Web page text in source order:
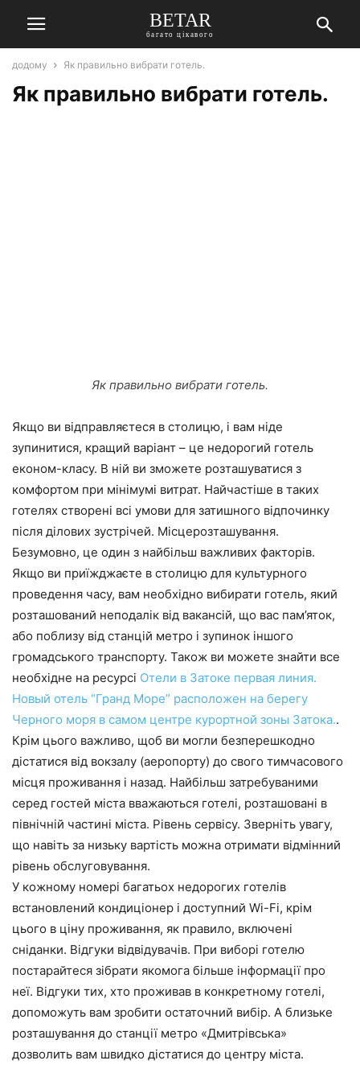
BETAR
багато цікавого
додому Як правильно вибрати готель.
Як правильно вибрати готель.
Як правильно вибрати готель.
Якщо ви відправляєтеся в столицю, і вам ніде
зупинитися, кращий варіант – це недорогий готель
економ-класу. В ній ви зможете розташуватися з
комфортом при мінімумі витрат. Найчастіше в таких
готелях створені всі умови для затишного відпочинку
після ділових зустрічей. Місцерозташування.
Безумовно, це один з найбільш важливих факторів.
Якщо ви приїжджаєте в столицю для культурного
проведення часу, вам необхідно вибирати готель, який
розташований неподалік від вакансій, що вас пам’яток,
або поблизу від станцій метро і зупинок іншого
громадського транспорту. Також ви можете знайти все
необхідне на ресурсі Отели в Затоке первая линия.
Новый отель “Гранд Море” расположен на берегу
Черного моря в самом центре курортной зоны Затока..
Крім цього важливо, щоб ви могли безперешкодно
дістатися від вокзалу (аеропорту) до свого тимчасового
місця проживання і назад. Найбільш затребуваними
серед гостей міста вважаються готелі, розташовані в
північній частині міста. Рівень сервісу. Зверніть увагу,
що навіть за низьку вартість можна отримати відмінний
рівень обслуговування.
У кожному номері багатьох недорогих готелів
встановлений кондиціонер і доступний Wi-Fi, крім
цього в ціну проживання, як правило, включені
сніданки. Відгуки відвідувачів. При виборі готелю
постарайтеся зібрати якомога більше інформації про
неї. Відгуки тих, хто проживав в конкретному готелі,
допоможуть вам зробити остаточний вибір. А близьке
розташування до станції метро «Дмитрівська»
дозволить вам швидко дістатися до центру міста.